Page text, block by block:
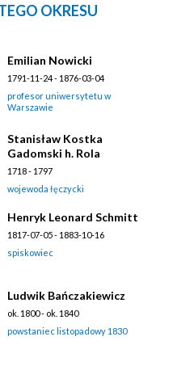
OKRESU
Emilian Nowicki
1791-11-24 - 1876-03-04
profesor uniwersytetu w
Warszawie
Stanisław Kostka
Gadomski h. Rola
1718 - 1797
wojewoda łęczycki
Henryk Leonard Schmitt
1817-07-05 - 1883-10-16
spiskowiec
Ludwik Bańczakiewicz
ok. 1800 - ok. 1840
powstaniec listopadowy 1830